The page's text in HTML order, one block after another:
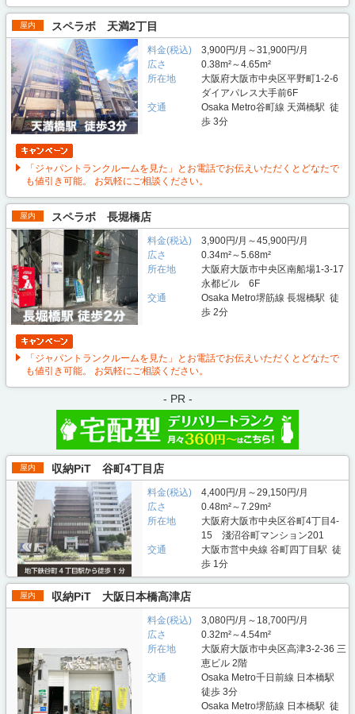
屋内 スペラボ 天満2丁目
料金(税込)
3,900円/月～31,900円/月
広さ
0.38m²～4.65m²
所在地
大阪府大阪市中央区平野町1-2-6
ダイアパレス大手前6F
交通
Osaka Metro谷町線 天満橋駅 徒
歩 3分
「ジャパントランクルームを見た」とお電話でお伝えいただくとどなたで
も値引き可能。 お気軽にご相談ください。
屋内 スペラボ 長堀橋店
料金(税込)
3,900円/月～45,900円/月
広さ
0.34m²～5.68m²
所在地
大阪府大阪市中央区南船場1-3-17
永都ビル 6F
交通
Osaka Metro堺筋線 長堀橋駅 徒
歩 2分
「ジャパントランクルームを見た」とお電話でお伝えいただくとどなたで
も値引き可能。 お気軽にご相談ください。
- PR -
屋内 収納PiT 谷町4丁目店
料金(税込)
4,400円/月～29,150円/月
広さ
0.48m²～7.29m²
所在地
大阪府大阪市中央区谷町4丁目4-
15 淺沼谷町マンション201
交通
大阪市営中央線 谷町四丁目駅 徒
歩 1分
屋内 収納PiT 大阪日本橋高津店
料金(税込)
3,080円/月～18,700円/月
広さ
0.32m²～4.54m²
所在地
大阪府大阪市中央区高津3-2-36 三
恵ビル 2階
交通
Osaka Metro千日前線 日本橋駅
徒歩 3分
Osaka Metro堺筋線 日本橋駅 徒